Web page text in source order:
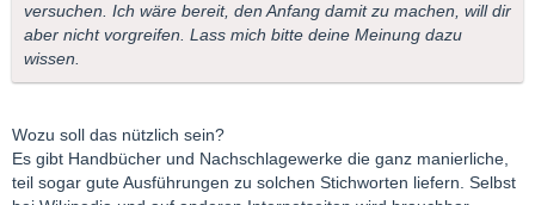
versuchen. Ich wäre bereit, den Anfang damit zu machen, will dir
aber nicht vorgreifen. Lass mich bitte deine Meinung dazu
wissen.
Wozu soll das nützlich sein?
Es gibt Handbücher und Nachschlagewerke die ganz manierliche,
teil sogar gute Ausführungen zu solchen Stichworten liefern. Selbst